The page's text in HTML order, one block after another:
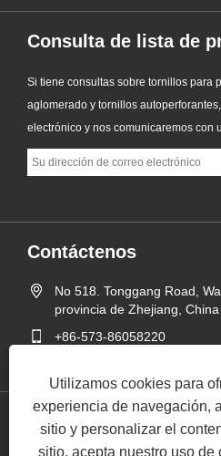
Utilizamos cookies para
experiencia de navegación,
sitio y personalizar el
sitio, acepta nuestro uso de
Consulta de lista de
Si tiene consultas sobre tornillos para
aglomerado y tornillos
electrónico y nos comunicaremos con
Contáctenos
No 518. Tonggang Road,
provincia de Zhejiang, China
+86-573-86058220
Links Sitemap RSS